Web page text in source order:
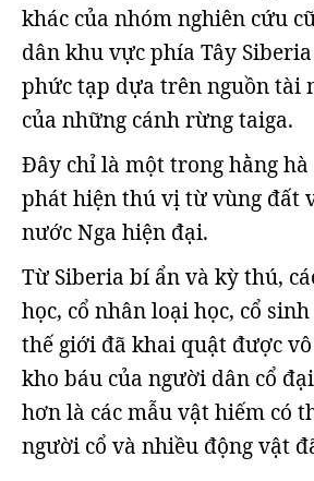
khác của nhóm nghiên cứu
dân khu vực phía Tây
phức tạp dựa trên nguồn tài
của những cánh rừng taiga.
Đây chỉ là một trong hằng hà
phát hiện thú vị từ vùng đất
nước Nga hiện đại.
Từ Siberia bí ẩn và kỳ thú,
học, cổ nhân loại học, cổ
thế giới đã khai quật được
kho báu của người dân cổ
hơn là các mẫu vật hiếm có
người cổ và nhiều động vật